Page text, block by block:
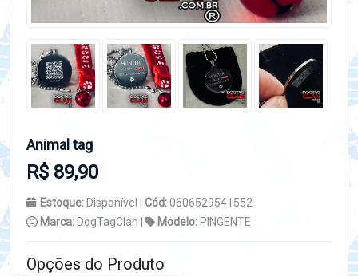
Animal tag
R$ 89,90
Estoque: Disponível | Cód:0606529541552
Marca: DogTagClan | Modelo: PINGENTE
Opções do Produto